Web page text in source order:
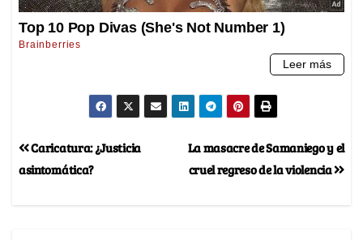
La masacre de Samaniego y el
cruel regreso de la violencia
Caricatura: ¿Justicia
asintomática?